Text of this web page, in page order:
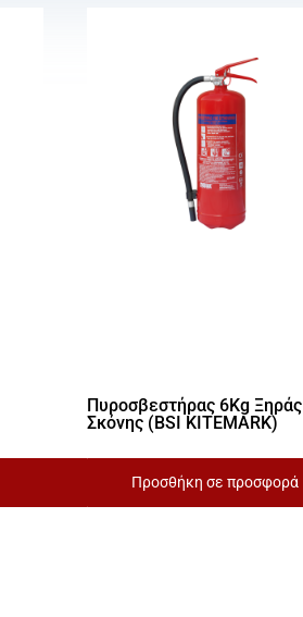
Πυροσβεστήρας 6Kg Ξηράς
Σκόνης (BSI KITEMARK)
Προσθήκη σε προσφορά